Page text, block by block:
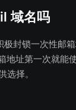
域名吗
封锁一次性邮
地址第一次就能
选择。